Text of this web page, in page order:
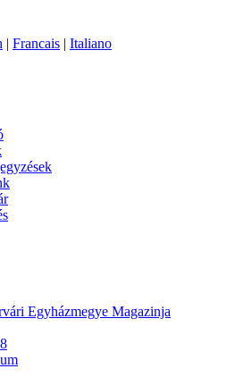
| Francais | Italiano
Egyházmegye Magazinja